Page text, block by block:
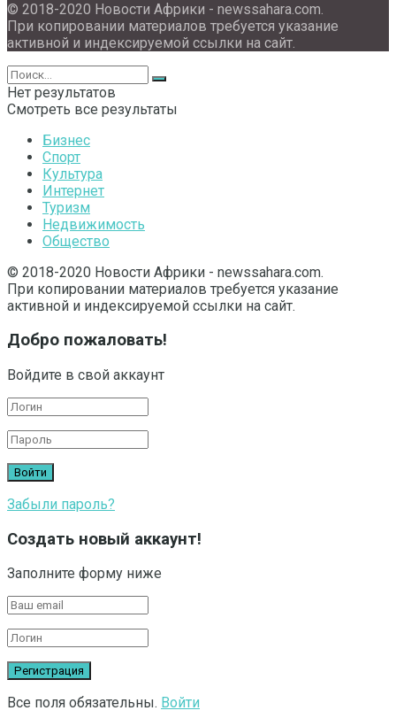
© 2018-2020 Новости Африки - newssahara.com.
При копировании материалов требуется указание
активной и индексируемой ссылки на сайт.
Нет результатов
Смотреть все результаты
Бизнес
Спорт
Культура
Интернет
Туризм
Недвижимость
Общество
© 2018-2020 Новости Африки - newssahara.com.
При копировании материалов требуется указание
активной и индексируемой ссылки на сайт.
Добро пожаловать!
Войдите в свой аккаунт
Забыли пароль?
Создать новый аккаунт!
Заполните форму ниже
Все поля обязательны. Войти